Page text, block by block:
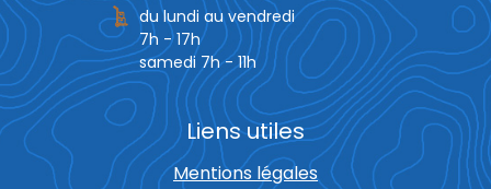
du lundi au vendredi
7h - 17h
samedi 7h - 11h
Liens utiles
Mentions légales